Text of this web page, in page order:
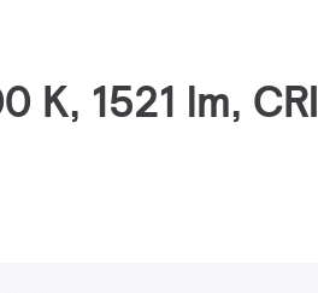
K, 1521 lm, CRI